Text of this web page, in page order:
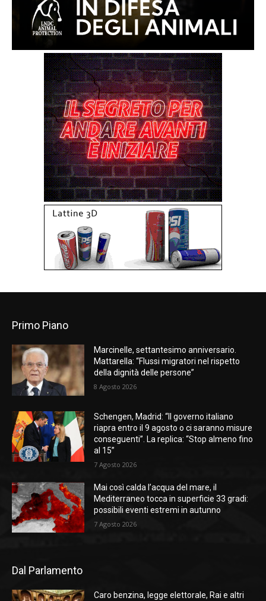
Primo Piano
Marcinelle, settantesimo anniversario.
Mattarella: “Flussi migratori nel rispetto
della dignità delle persone”
8 Agosto 2026
Schengen, Madrid: “Il governo italiano
riapra entro il 9 agosto o ci saranno misure
conseguenti”. La replica: “Stop almeno fino
al 15”
7 Agosto 2026
Mai così calda l’acqua del mare, il
Mediterraneo tocca in superficie 33 gradi:
possibili eventi estremi in autunno
7 Agosto 2026
Dal Parlamento
Caro benzina, legge elettorale, Rai e altri